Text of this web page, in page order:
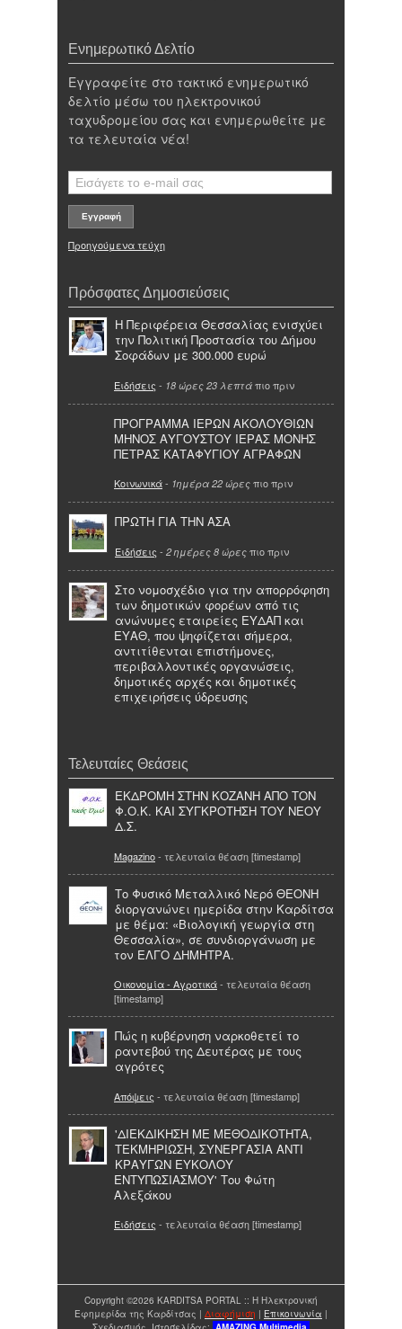
Ενημερωτικό Δελτίο
Εγγραφείτε στο τακτικό ενημερωτικό
δελτίο μέσω του ηλεκτρονικού
ταχυδρομείου σας και ενημερωθείτε με
τα τελευταία νέα!
Προηγούμενα τεύχη
Πρόσφατες Δημοσιεύσεις
Η Περιφέρεια Θεσσαλίας ενισχύει
την Πολιτική Προστασία του Δήμου
Σοφάδων με 300.000 ευρώ
Ειδήσεις - 18 ώρες 23 λεπτά πιο πριν
ΠΡΟΓΡΑΜΜΑ ΙΕΡΩΝ ΑΚΟΛΟΥΘΙΩΝ
ΜΗΝΟΣ ΑΥΓΟΥΣΤΟΥ ΙΕΡΑΣ ΜΟΝΗΣ
ΠΕΤΡΑΣ ΚΑΤΑΦΥΓΙΟΥ ΑΓΡΑΦΩΝ
Κοινωνικά- 1ημέρα 22 ώρες πιο πριν
ΠΡΩΤΗ ΓΙΑ ΤΗΝ ΑΣΑ
Ειδήσεις - 2 ημέρες 8 ώρες πιο πριν
Στο νομοσχέδιο για την απορρόφηση
των δημοτικών φορέων από τις
ανώνυμες εταιρείες ΕΥΔΑΠ και
ΕΥΑΘ, που ψηφίζεται σήμερα,
αντιτίθενται επιστήμονες,
περιβαλλοντικές οργανώσεις,
δημοτικές αρχές και δημοτικές
επιχειρήσεις ύδρευσης
Τελευταίες Θεάσεις
ΕΚΔΡΟΜΗ ΣΤΗΝ ΚΟΖΑΝΗ ΑΠΟ ΤΟΝ
Φ.Ο.Κ. ΚΑΙ ΣΥΓΚΡΟΤΗΣΗ ΤΟΥ ΝΕΟΥ
Δ.Σ.
Magazino- τελευταία θέαση [timestamp]
Το Φυσικό Μεταλλικό Νερό ΘΕΟΝΗ
διοργανώνει ημερίδα στην Καρδίτσα
με θέμα: «Βιολογική γεωργία στη
Θεσσαλία», σε συνδιοργάνωση με
τον ΕΛΓΟ ΔΗΜΗΤΡΑ.
Οικονομία - Αγροτικά- τελευταία θέαση
[timestamp]
Πώς η κυβέρνηση ναρκοθετεί το
ραντεβού της Δευτέρας με τους
αγρότες
Απόψεις - τελευταία θέαση [timestamp]
'ΔΙΕΚΔΙΚΗΣΗ ΜΕ ΜΕΘΟΔΙΚΟΤΗΤΑ,
ΤΕΚΜΗΡΙΩΣΗ, ΣΥΝΕΡΓΑΣΙΑ ΑΝΤΙ
ΚΡΑΥΓΩΝ ΕΥΚΟΛΟΥ
ΕΝΤΥΠΩΣΙΑΣΜΟΥ' Του Φώτη
Αλεξάκου
Ειδήσεις - τελευταία θέαση [timestamp]
Copyright ©2026 KARDITSA PORTAL :: Η Ηλεκτρονική
Εφημερίδα της Καρδίτσας | Διαφήμιση | Επικοινωνία |